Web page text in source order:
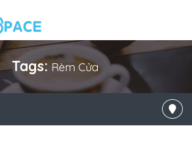
Tags:Rèm Cửa